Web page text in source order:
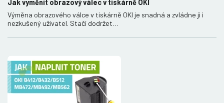
Jak vyměnit obrazový válec v tiskárně OKI
Výměna obrazového válce v tiskárně OKI je snadná a zvládne ji i
nezkušený uživatel. Stačí dodržet…